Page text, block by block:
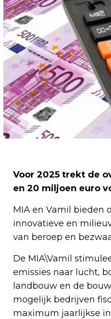
Voor 2025 trekt de
en 20 miljoen euro
MIA en Vamil bieden
innovatieve en
van beroep en
De MIA\Vamil
emissies naar lucht,
landbouw en de
mogelijk bedrijven
maximum jaarlijkse